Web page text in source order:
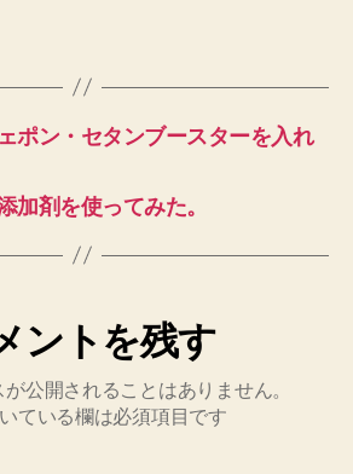
ポン・セタンブースターを入れ
加剤を使ってみた。
ントを残す
が公開されることはありません。
ている欄は必須項目です